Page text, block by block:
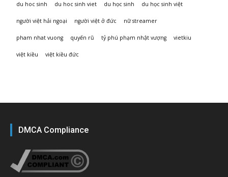
du hoc sinh du hoc sinh viet du học sinh du học sinh việt
người việt hải ngoại người việt ở đức nữ streamer
pham nhat vuong quyến rũ tỷ phú phạm nhật vượng vietkiu
việt kiều việt kiều đức
DMCA Compliance